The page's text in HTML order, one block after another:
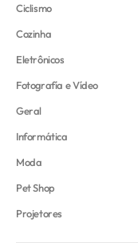
Ciclismo
Cozinha
Eletrônicos
Fotografía e Vídeo
Geral
Informática
Moda
Pet Shop
Projetores